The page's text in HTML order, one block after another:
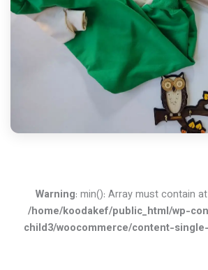
Warning: min(): Array must contain
/home/koodakef/public_html/wp-
child3/woocommerce/content-